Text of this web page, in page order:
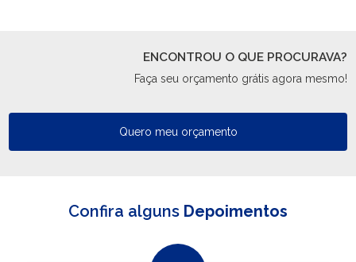
ENCONTROU O QUE PROCURAVA?
Faça seu orçamento grátis agora mesmo!
Quero meu orçamento
Confira alguns Depoimentos